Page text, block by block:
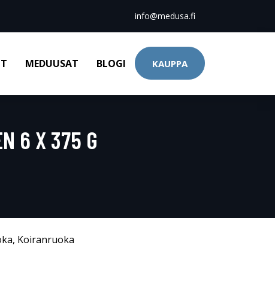
info@medusa.fi
MEDUUSAT BLOGI KAUPPA
6 X 375 G
, Koiranruoka